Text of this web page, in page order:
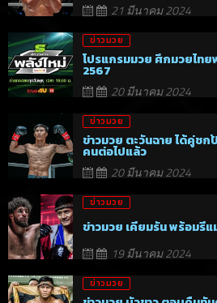
21 มีนาคม 2024
ข่าวมวย
โปรแกรมมวย ศึกมวยไท
2567
20 มีนาคม 2024
ข่าวมวย
ข่าวมวย ตะวันฉาย ได้คู่ช
คนต่อไปแล้ว
20 มีนาคม 2024
ข่าวมวย
ข่าวมวย เคียมรัน พร้อมรี
19 มีนาคม 2024
ข่าวมวย